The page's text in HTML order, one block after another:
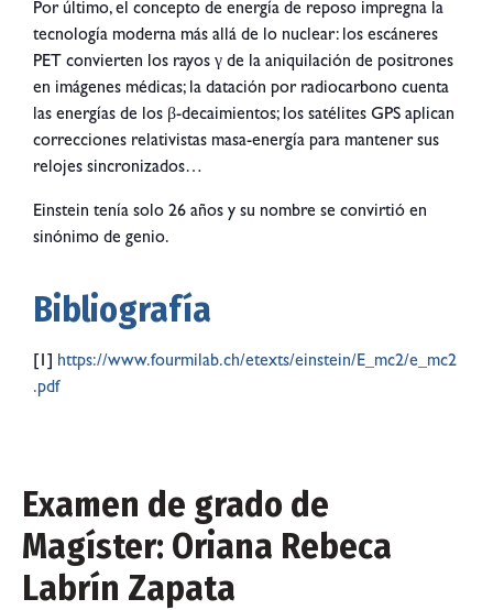
Por último, el concepto de energía de reposo impregna la
tecnología moderna más allá de lo nuclear: los escáneres
PET convierten los rayos γ de la aniquilación de positrones
en imágenes médicas; la datación por radiocarbono cuenta
las energías de los β-decaimientos; los satélites GPS aplican
correcciones relativistas masa-energía para mantener sus
relojes sincronizados…
Einstein tenía solo 26 años y su nombre se convirtió en
sinónimo de genio.
Bibliografía
[1] https://www.fourmilab.ch/etexts/einstein/E_mc2/e_mc2
.pdf
Examen de grado de
Magíster: Oriana Rebeca
Labrín Zapata